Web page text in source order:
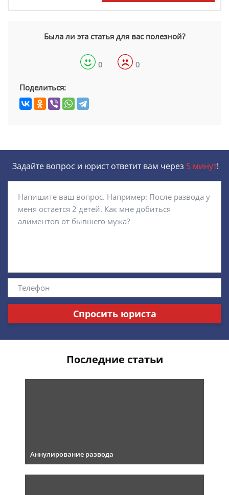
Была ли эта статья для вас полезной?
0 0
Поделиться:
Задайте вопрос и юрист ответит вам через 5 минут!
Спросить юриста
Последние статьи
Аннулирование развода